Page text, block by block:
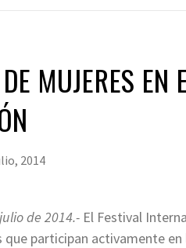
MUJERES EN
2014
de 2014.- El Festival
participan activamente